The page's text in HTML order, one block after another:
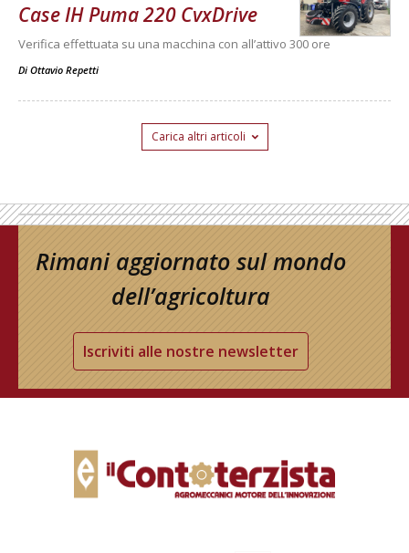
Case IH Puma 220 CvxDrive
Verifica effettuata su una macchina con all’attivo 300 ore
Di Ottavio Repetti
Carica altri articoli
Rimani aggiornato sul mondo
dell’agricoltura
Iscriviti alle nostre newsletter